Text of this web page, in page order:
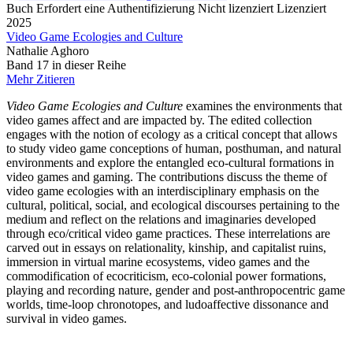
Buch Erfordert eine Authentifizierung Nicht lizenziert Lizenziert
2025
Video Game Ecologies and Culture
Nathalie Aghoro
Band 17 in dieser Reihe
Mehr Zitieren
Video Game Ecologies and Culture examines the environments that
video games affect and are impacted by. The edited collection
engages with the notion of ecology as a critical concept that allows
to study video game conceptions of human, posthuman, and natural
environments and explore the entangled eco-cultural formations in
video games and gaming. The contributions discuss the theme of
video game ecologies with an interdisciplinary emphasis on the
cultural, political, social, and ecological discourses pertaining to the
medium and reflect on the relations and imaginaries developed
through eco/critical video game practices. These interrelations are
carved out in essays on relationality, kinship, and capitalist ruins,
immersion in virtual marine ecosystems, video games and the
commodification of ecocriticism, eco-colonial power formations,
playing and recording nature, gender and post-anthropocentric game
worlds, time-loop chronotopes, and ludoaffective dissonance and
survival in video games.